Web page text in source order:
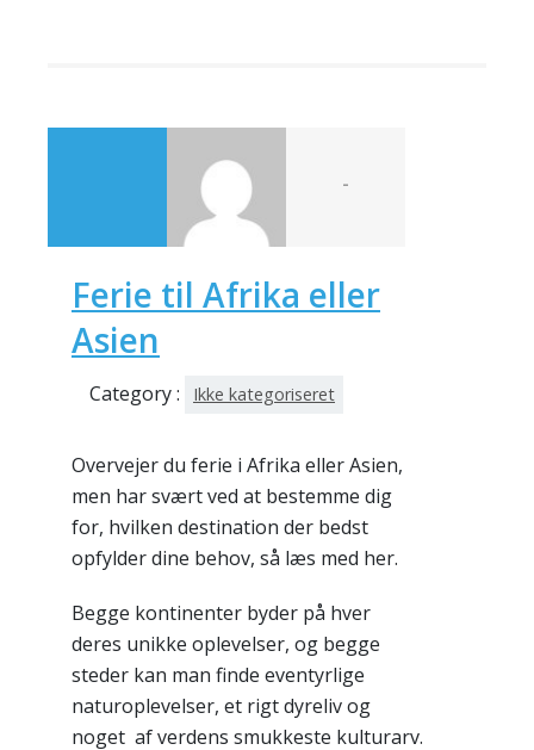
-
Ferie til Afrika eller
Asien
Category : Ikke kategoriseret
Overvejer du ferie i Afrika eller Asien,
men har svært ved at bestemme dig
for, hvilken destination der bedst
opfylder dine behov, så læs med her.
Begge kontinenter byder på hver
deres unikke oplevelser, og begge
steder kan man finde eventyrlige
naturoplevelser, et rigt dyreliv og
noget af verdens smukkeste kulturarv.